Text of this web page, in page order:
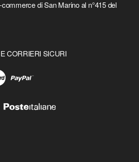
di San Marino al n°415 del
CORRIERI SICURI